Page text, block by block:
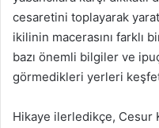
cesaretini toplayarak
ikilinin macerasını farklı
bazı önemli bilgiler ve
görmedikleri yerleri
Hikaye ilerledikçe, Cesur